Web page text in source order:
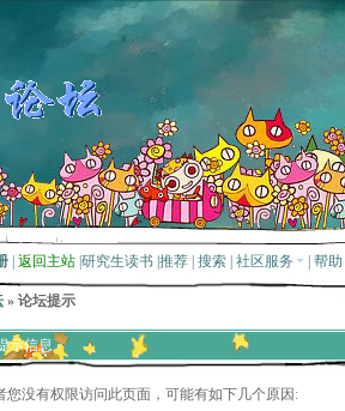
返回主站 研究生读书 推荐 搜索 社区服务 帮助
» 论坛提示
示信息
您没有权限访问此页面，可能有如下几个原因: